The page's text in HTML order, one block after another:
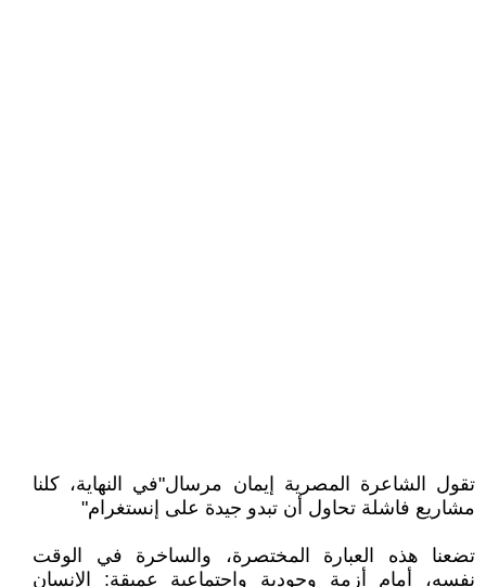
تقول الشاعرة المصرية إيمان مرسال"في النهاية، كلنا
مشاريع فاشلة تحاول أن تبدو جيدة على إنستغرام"
تضعنا هذه العبارة المختصرة، والساخرة في الوقت
نفسه، أمام أزمة وجودية واجتماعية عميقة: الإنسان